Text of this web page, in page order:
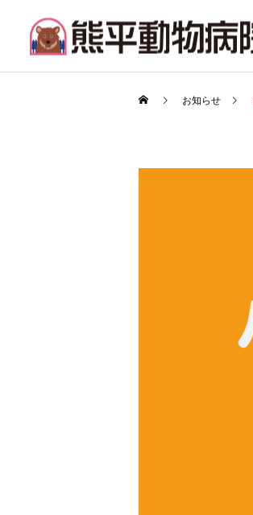
お知らせ